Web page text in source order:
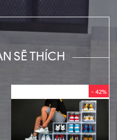
SẼ THÍCH
- 42%